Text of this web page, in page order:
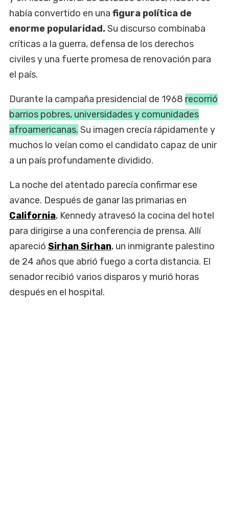
había convertido en una figura política de
enorme popularidad.Su discurso combinaba
críticas a la guerra, defensa de los derechos
civiles y una fuerte promesa de renovación para
el país.
Durante la campaña presidencial de 1968 recorrió
barrios pobres, universidades y comunidades
afroamericanas. Su imagen crecía rápidamente y
muchos lo veían como el candidato capaz de unir
a un país profundamente dividido.
La noche del atentado parecía confirmar ese
avance. Después de ganar las primarias en
California, Kennedy atravesó la cocina del hotel
para dirigirse a una conferencia de prensa. Allí
apareció Sirhan Sirhan, un inmigrante palestino
de 24 años que abrió fuego a corta distancia. El
senador recibió varios disparos y murió horas
después en el hospital.